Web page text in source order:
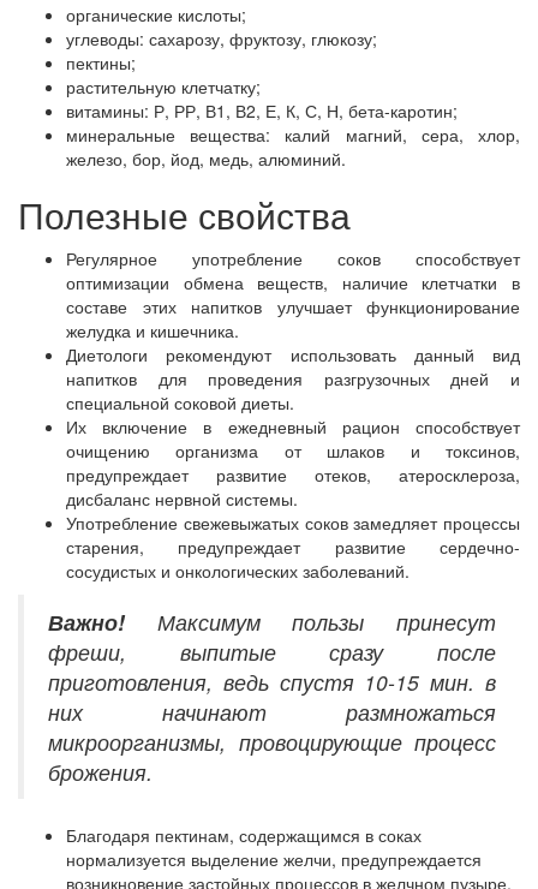
органические кислоты;
углеводы: сахарозу, фруктозу, глюкозу;
пектины;
растительную клетчатку;
витамины: Р, РР, В1, В2, Е, К, С, Н, бета-каротин;
минеральные вещества: калий магний, сера, хлор,
железо, бор, йод, медь, алюминий.
Полезные свойства
Регулярное употребление соков способствует
оптимизации обмена веществ, наличие клетчатки в
составе этих напитков улучшает функционирование
желудка и кишечника.
Диетологи рекомендуют использовать данный вид
напитков для проведения разгрузочных дней и
специальной соковой диеты.
Их включение в ежедневный рацион способствует
очищению организма от шлаков и токсинов,
предупреждает развитие отеков, атеросклероза,
дисбаланс нервной системы.
Употребление свежевыжатых соков замедляет процессы
старения, предупреждает развитие сердечно-
сосудистых и онкологических заболеваний.
Важно!Максимум пользы принесут
фреши, выпитые сразу после
приготовления, ведь спустя 10-15 мин. в
них начинают размножаться
микроорганизмы, провоцирующие процесс
брожения.
Благодаря пектинам, содержащимся в соках
нормализуется выделение желчи, предупреждается
возникновение застойных процессов в желчном пузыре,